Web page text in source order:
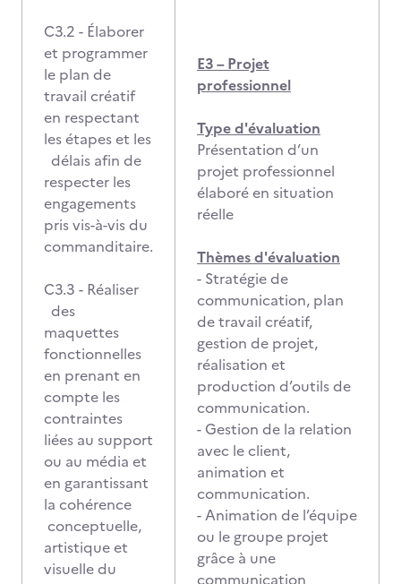
C3.2 - Élaborer
et programmer
le plan de
travail créatif
en respectant
les étapes et les
délais afin de
respecter les
engagements
pris vis-à-vis du
commanditaire.
C3.3 - Réaliser
des
maquettes
fonctionnelles
en prenant en
compte les
contraintes
liées au support
ou au média et
en garantissant
la cohérence
conceptuelle,
artistique et
visuelle du
E3 – Projet
professionnel
Type d'évaluation
Présentation d’un
projet professionnel
élaboré en situation
réelle
Thèmes d'évaluation
- Stratégie de
communication, plan
de travail créatif,
gestion de projet,
réalisation et
production d’outils de
communication.
- Gestion de la relation
avec le client,
animation et
communication.
- Animation de l’équipe
ou le groupe projet
grâce à une
communication